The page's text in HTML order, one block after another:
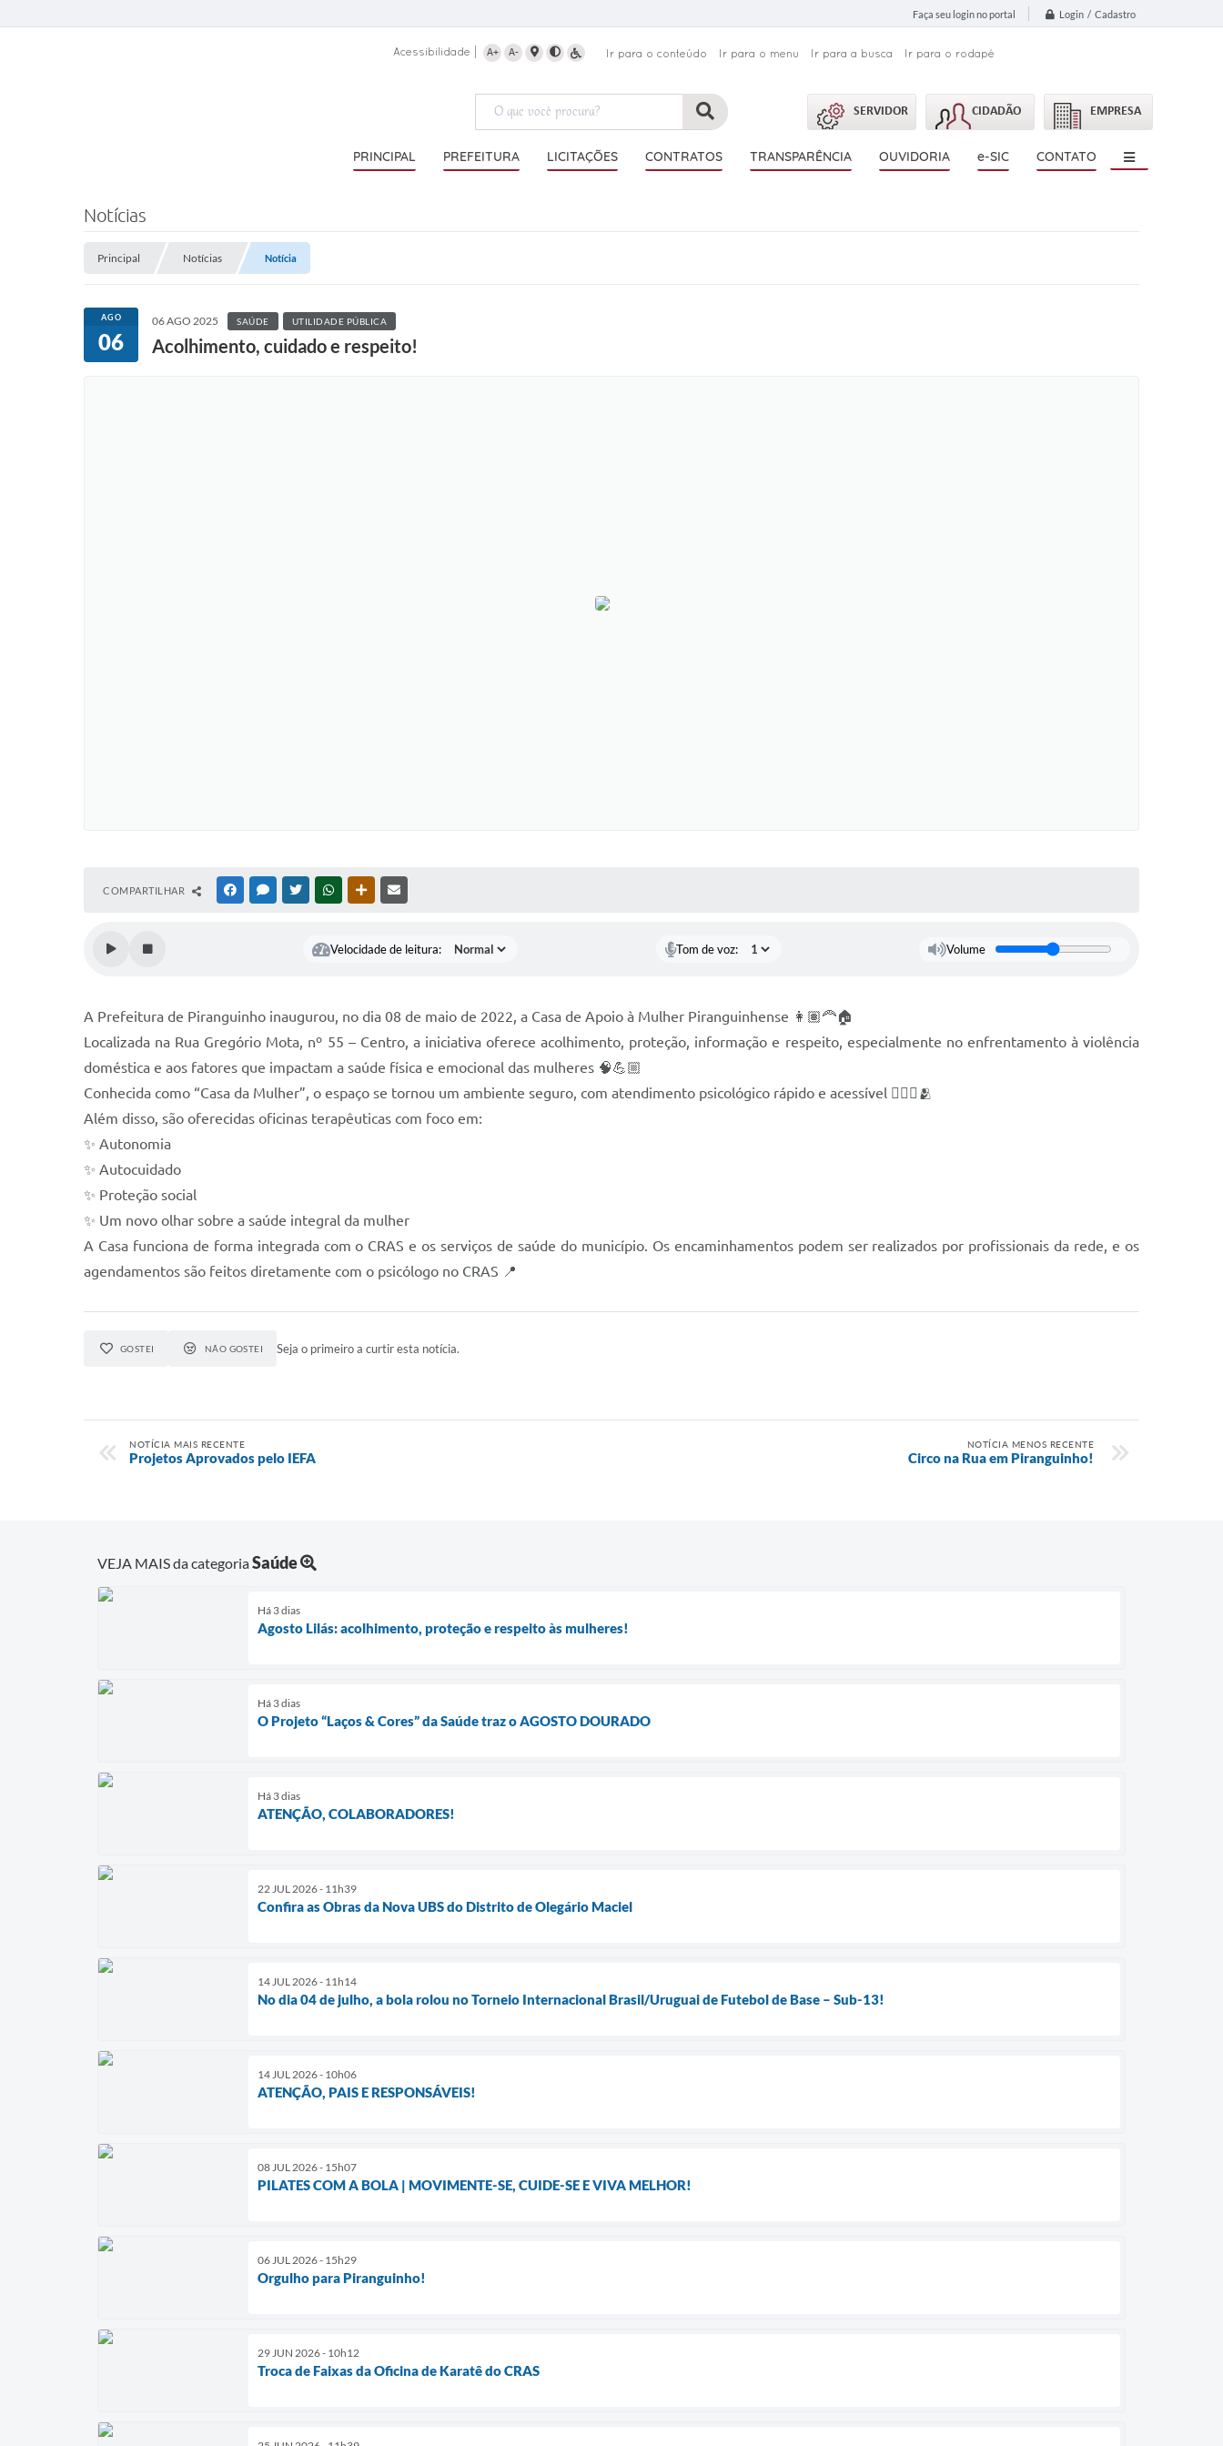
Faça seu login no portal Login / Cadastro
Acessibilidade A+ A- Ir para o conteúdo Ir para o menu Ir para a busca Ir para o rodapé
SERVIDOR CIDADÃO EMPRESA
PRINCIPAL PREFEITURA LICITAÇÕES CONTRATOS TRANSPARÊNCIA OUVIDORIA e-SIC CONTATO
Notícias
Principal Notícias Notícia
AGO
06
06 AGO 2025 SAÚDE UTILIDADE PÚBLICA
Acolhimento, cuidado e respeito!
COMPARTILHAR FACEBOOKMESSENGER
TWITTERWHATSAPPOUTRAS MÍDIAS
Velocidade de leitura: Tom de voz: Volume
A Prefeitura de Piranguinho inaugurou, no dia 08 de maio de 2022, a Casa de Apoio à Mulher Piranguinhense 👩🏽‍🦰🏠
Localizada na Rua Gregório Mota, nº 55 – Centro, a iniciativa oferece acolhimento, proteção, informação e respeito, especialmente no enfrentamento à violência
doméstica e aos fatores que impactam a saúde física e emocional das mulheres 🧠💪🏼
Conhecida como “Casa da Mulher”, o espaço se tornou um ambiente seguro, com atendimento psicológico rápido e acessível 🧑🏻‍⚕️🫂
Além disso, são oferecidas oficinas terapêuticas com foco em:
✨ Autonomia
✨ Autocuidado
✨ Proteção social
✨ Um novo olhar sobre a saúde integral da mulher
A Casa funciona de forma integrada com o CRAS e os serviços de saúde do município. Os encaminhamentos podem ser realizados por profissionais da rede, e os
agendamentos são feitos diretamente com o psicólogo no CRAS 📍
GOSTEI NÃO GOSTEI Seja o primeiro a curtir esta notícia.
NOTÍCIA MAIS RECENTE
Projetos Aprovados pelo IEFA
NOTÍCIA MENOS RECENTE
Circo na Rua em Piranguinho!
VEJA MAIS da categoriaSaúde
Há 3 dias
Agosto Lilás: acolhimento, proteção e respeito às mulheres!
Há 3 dias
O Projeto “Laços & Cores” da Saúde traz o AGOSTO DOURADO
Há 3 dias
ATENÇÃO, COLABORADORES!
22 JUL 2026 - 11h39
Confira as Obras da Nova UBS do Distrito de Olegário Maciel
14 JUL 2026 - 11h14
No dia 04 de julho, a bola rolou no Torneio Internacional Brasil/Uruguai de Futebol de Base – Sub-13!
14 JUL 2026 - 10h06
ATENÇÃO, PAIS E RESPONSÁVEIS!
08 JUL 2026 - 15h07
PILATES COM A BOLA | MOVIMENTE-SE, CUIDE-SE E VIVA MELHOR!
06 JUL 2026 - 15h29
Orgulho para Piranguinho!
29 JUN 2026 - 10h12
Troca de Faixas da Oficina de Karatê do CRAS